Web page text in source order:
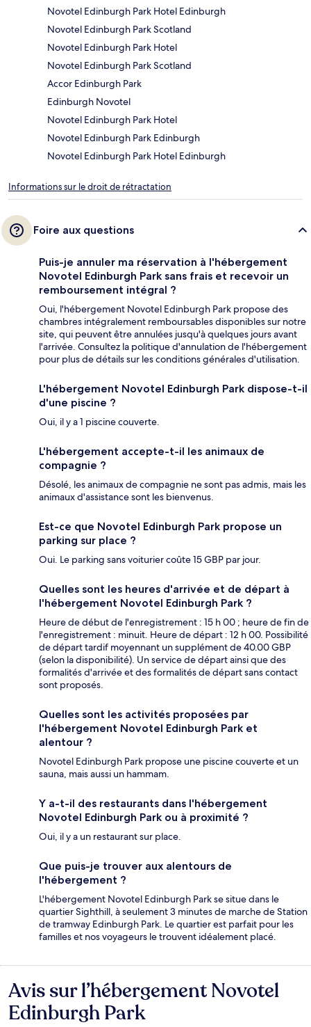
Novotel Edinburgh Park Hotel Edinburgh
Novotel Edinburgh Park Scotland
Novotel Edinburgh Park Hotel
Novotel Edinburgh Park Scotland
Accor Edinburgh Park
Edinburgh Novotel
Novotel Edinburgh Park Hotel
Novotel Edinburgh Park Edinburgh
Novotel Edinburgh Park Hotel Edinburgh
Informations sur le droit de rétractation
Foire aux questions
Puis-je annuler ma réservation à l'hébergement
Novotel Edinburgh Park sans frais et recevoir un
remboursement intégral ?
Oui, l'hébergement Novotel Edinburgh Park propose des
chambres intégralement remboursables disponibles sur notre
site, qui peuvent être annulées jusqu'à quelques jours avant
l'arrivée. Consultez la politique d'annulation de l'hébergement
pour plus de détails sur les conditions générales d'utilisation.
L'hébergement Novotel Edinburgh Park dispose-t-il
d'une piscine ?
Oui, il y a 1 piscine couverte.
L'hébergement accepte-t-il les animaux de
compagnie ?
Désolé, les animaux de compagnie ne sont pas admis, mais les
animaux d'assistance sont les bienvenus.
Est-ce que Novotel Edinburgh Park propose un
parking sur place ?
Oui. Le parking sans voiturier coûte 15 GBP par jour.
Quelles sont les heures d'arrivée et de départ à
l'hébergement Novotel Edinburgh Park ?
Heure de début de l'enregistrement : 15 h 00 ; heure de fin de
l'enregistrement : minuit. Heure de départ : 12 h 00. Possibilité
de départ tardif moyennant un supplément de 40.00 GBP
(selon la disponibilité). Un service de départ ainsi que des
formalités d'arrivée et des formalités de départ sans contact
sont proposés.
Quelles sont les activités proposées par
l'hébergement Novotel Edinburgh Park et
alentour ?
Novotel Edinburgh Park propose une piscine couverte et un
sauna, mais aussi un hammam.
Y a-t-il des restaurants dans l'hébergement
Novotel Edinburgh Park ou à proximité ?
Oui, il y a un restaurant sur place.
Que puis-je trouver aux alentours de
l'hébergement ?
L'hébergement Novotel Edinburgh Park se situe dans le
quartier Sighthill, à seulement 3 minutes de marche de Station
de tramway Edinburgh Park. Le quartier est parfait pour les
familles et nos voyageurs le trouvent idéalement placé.
Avis
Avis sur l’hébergement Novotel
Edinburgh Park